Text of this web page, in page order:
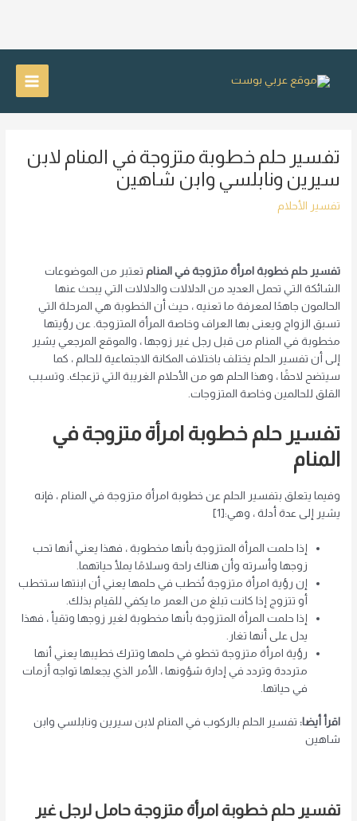
Main
تفسير حلم خطوبة متزوجة في المنام لابن
سيرين ونابلسي وابن شاهين
تفسير الأحلام
تفسير حلم خطوبة امرأة متزوجة في المنام تعتبر من الموضوعات
الشائكة التي تحمل العديد من الدلالات والدلالات التي يبحث عنها
الحالمون جاهدًا لمعرفة ما تعنيه ، حيث أن الخطوبة هي المرحلة التي
تسبق الزواج ويعنى بها العراف وخاصة المرأة المتزوجة. عن رؤيتها
مخطوبة في المنام من قبل رجل غير زوجها ، والموقع المرجعي يشير
إلى أن تفسير الحلم يختلف باختلاف المكانة الاجتماعية للحالم ، كما
سيتضح لاحقًا ، وهذا الحلم هو من الأحلام الغريبة التي تزعجك. وتسبب
القلق للحالمين وخاصة المتزوجات.
تفسير حلم خطوبة امرأة متزوجة في
المنام
وفيما يتعلق بتفسير الحلم عن خطوبة امرأة متزوجة في المنام ، فإنه
يشير إلى عدة أدلة ، وهي:[1]
إذا حلمت المرأة المتزوجة بأنها مخطوبة ، فهذا يعني أنها تحب
زوجها وأسرته وأن هناك راحة وسلامًا يملأ حياتهما.
إن رؤية امرأة متزوجة تُخطب في حلمها يعني أن ابنتها ستخطب
أو تتزوج إذا كانت تبلغ من العمر ما يكفي للقيام بذلك.
إذا حلمت المرأة المتزوجة بأنها مخطوبة لغير زوجها وتقيأ ، فهذا
يدل على أنها تغار.
رؤية امرأة متزوجة تخطو في حلمها وتترك خطيبها يعني أنها
مترددة وتردد في إدارة شؤونها ، الأمر الذي يجعلها تواجه أزمات
في حياتها.
اقرأ أيضا: تفسير الحلم بالركوب في المنام لابن سيرين ونابلسي وابن
شاهين
تفسير حلم خطوبة امرأة متزوجة حامل لرجل غير